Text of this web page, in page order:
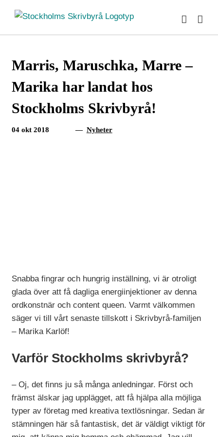
innehållet
Marris, Maruschka, Marre –
Marika har landat hos
Stockholms Skrivbyrå!
04 okt 2018 — Nyheter
Snabba fingrar och hungrig inställning, vi är otroligt
glada över att få dagliga energiinjektioner av denna
ordkonstnär och content queen. Varmt välkommen
säger vi till vårt senaste tillskott i Skrivbyrå-familjen
– Marika Karlöf!
Varför Stockholms skrivbyrå?
– Oj, det finns ju så många anledningar. Först och
främst älskar jag upplägget, att få hjälpa alla möjliga
typer av företag med kreativa textlösningar. Sedan är
stämningen här så fantastisk, det är väldigt viktigt för